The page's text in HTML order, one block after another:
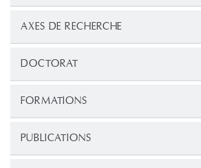
AXES DE RECHERCHE
DOCTORAT
FORMATIONS
PUBLICATIONS